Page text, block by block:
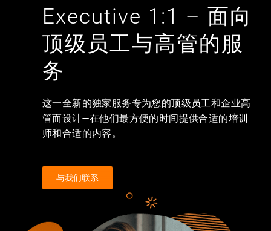
Executive 1:1 – 面向
顶级员工与高管的服
务
这一全新的独家服务专为您的顶级员工和企业高
管而设计—在他们最方便的时间提供合适的培训
师和合适的内容。
与我们联系